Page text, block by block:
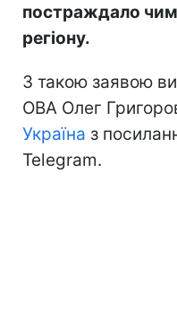
постраждало
регіону.
З такою заявою
ОВА Олег
Україна з
Telegram.